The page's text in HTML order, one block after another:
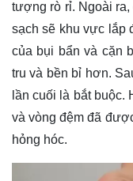
tượng rò rỉ. Ngoài ra,
sạch sẽ khu vực lắp
của bụi bẩn và cặn
tru và bền bỉ hơn.
lần cuối là bắt buộc.
và vòng đệm đã
hỏng hóc.